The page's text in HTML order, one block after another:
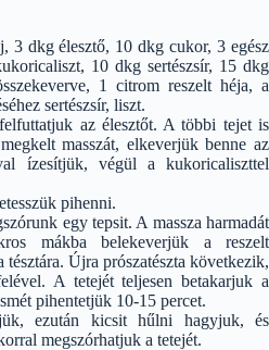
3 dkg élesztő, 10 dkg cukor, 3 egész
10 dkg sertészsír, 15 dkg
1 citrom reszelt héja, a
sertészsír, liszt.
az élesztőt. A többi tejet is
masszát, elkeverjük benne az
ízesítjük, végül a kukoricaliszttel
pihenni.
egy tepsit. A massza harmadát
mákba belekeverjük a reszelt
Újra prószatészta következik,
A tetejét teljesen betakarjuk a
pihentetjük 10-15 percet.
ezután kicsit hűlni hagyjuk, és
megszórhatjuk a tetejét.